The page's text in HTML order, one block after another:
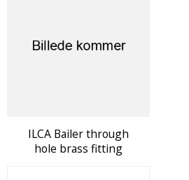
ILCA Bailer through
hole brass fitting